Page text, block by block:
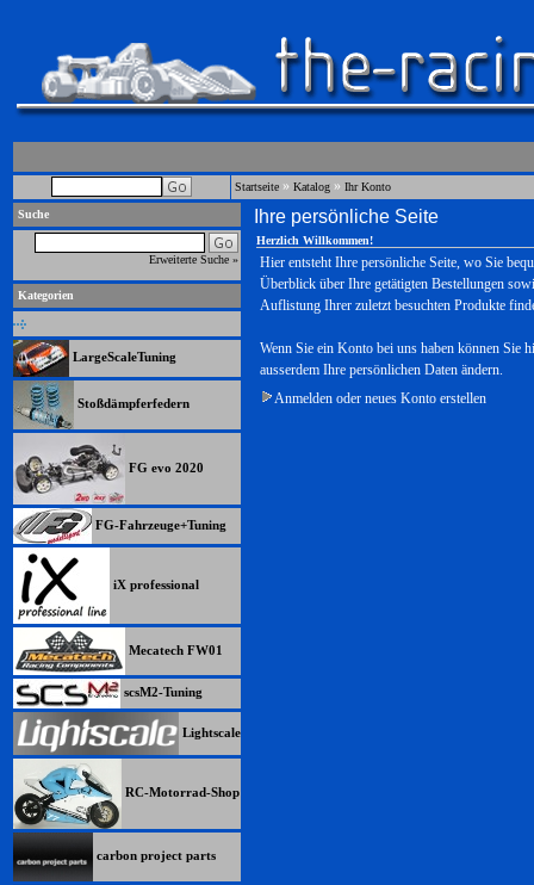
Startseite » Katalog » Ihr Konto
Suche
Erweiterte Suche »
Kategorien
LargeScaleTuning
Stoßdämpferfedern
FG evo 2020
FG-Fahrzeuge+Tuning
iX professional
Mecatech FW01
scsM2-Tuning
Lightscale
RC-Motorrad-Shop
carbon project parts
Ihre persönliche Seite
Herzlich Willkommen!
Hier entsteht Ihre persönliche Seite, wo Sie
Überblick über Ihre getätigten Bestellungen
Auflistung Ihrer zuletzt besuchten Produkte
Wenn Sie ein Konto bei uns haben können Sie
ausserdem Ihre persönlichen Daten ändern.
Anmelden oder neues Konto erstellen